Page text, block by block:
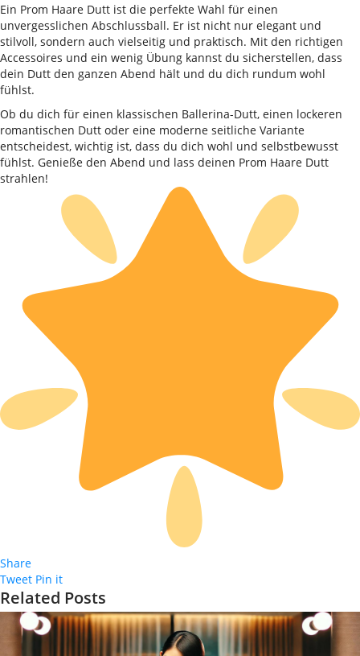
Ein Prom Haare Dutt ist die perfekte Wahl für einen
unvergesslichen Abschlussball. Er ist nicht nur elegant und
stilvoll, sondern auch vielseitig und praktisch. Mit den richtigen
Accessoires und ein wenig Übung kannst du sicherstellen, dass
dein Dutt den ganzen Abend hält und du dich rundum wohl
fühlst.
Ob du dich für einen klassischen Ballerina-Dutt, einen lockeren
romantischen Dutt oder eine moderne seitliche Variante
entscheidest, wichtig ist, dass du dich wohl und selbstbewusst
fühlst. Genieße den Abend und lass deinen Prom Haare Dutt
strahlen!
Share
Tweet Pin it
Related Posts